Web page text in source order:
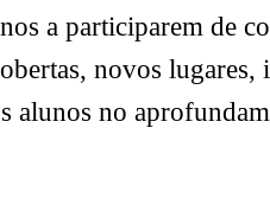
a participarem de
novos lugares,
alunos no